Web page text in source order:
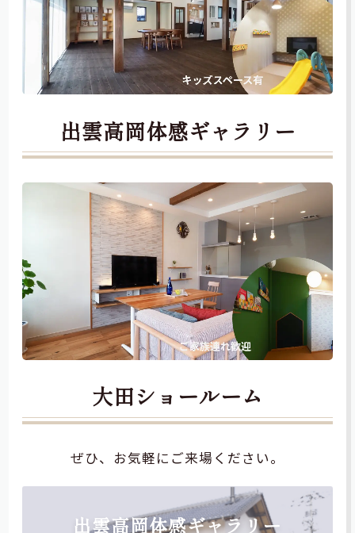
出雲高岡体感ギャラリー
大田ショールーム
ぜひ、お気軽にご来場ください。
出雲高岡体感ギャラリー